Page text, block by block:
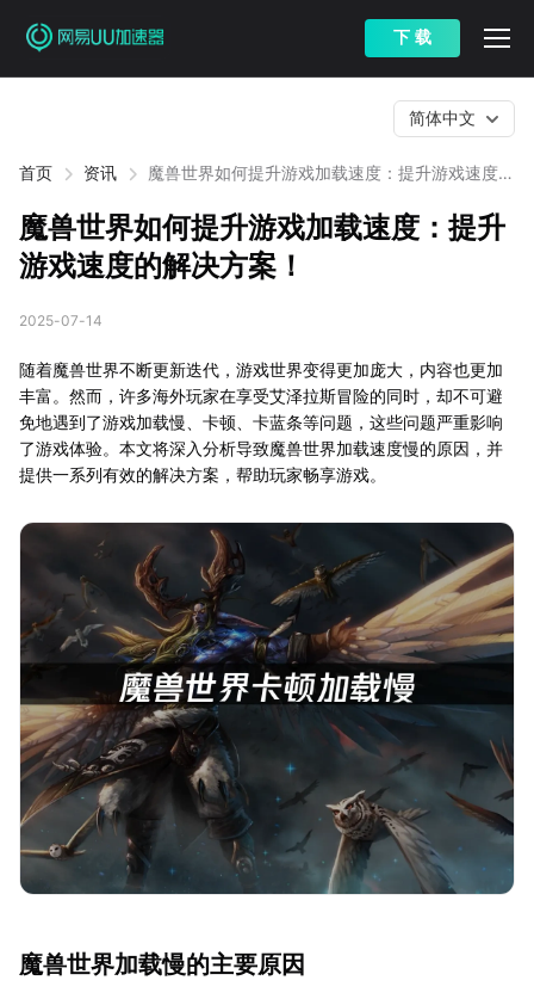
下 载
首页 资讯
魔兽世界如何提升游戏加载速度：提升游戏速度的
简体中文
魔兽世界如何提升游戏加载速度：提升
游戏速度的解决方案！
2025-07-14
随着魔兽世界不断更新迭代，游戏世界变得更加庞大，内容也更加
丰富。然而，许多海外玩家在享受艾泽拉斯冒险的同时，却不可避
免地遇到了游戏加载慢、卡顿、卡蓝条等问题，这些问题严重影响
了游戏体验。本文将深入分析导致魔兽世界加载速度慢的原因，并
提供一系列有效的解决方案，帮助玩家畅享游戏。
魔兽世界加载慢的主要原因